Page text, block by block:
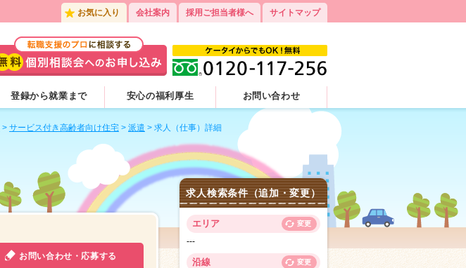
お気に入り 会社案内 採用ご担当者様へ サイトマップ
登録から就業まで 安心の福利厚生 お問い合わせ
> サービス付き高齢者向け住宅 > 派遣 > 求人（仕事）詳細
お問い合わせ・応募する
求人検索条件（追加・変更）
エリア 変更
---
沿線 変更